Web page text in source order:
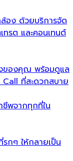
อง ด้วยบริการจัด
รต และคอนเทนต์
ของคุณ พร้อมดูแล
ที่สะดวกสบาย
ชีพจากทุกที่ใน
รกๆ ให้กลายเป็น